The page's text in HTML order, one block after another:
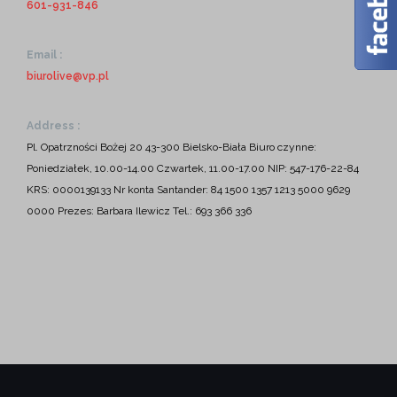
601-931-846
Email :
biurolive@vp.pl
Address :
Pl. Opatrzności Bożej 20 43-300 Bielsko-Biała Biuro czynne:
Poniedziałek, 10.00-14.00 Czwartek, 11.00-17.00 NIP: 547-176-22-84
KRS: 0000139133 Nr konta Santander: 84 1500 1357 1213 5000 9629
0000 Prezes: Barbara Ilewicz Tel.: 693 366 336